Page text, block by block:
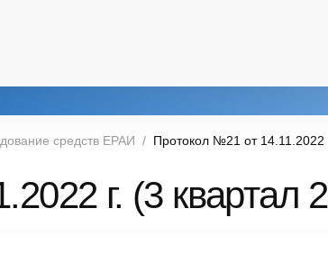
средств ЕРАИ Протокол №21 от 14.11.2022
г. (3 квартал